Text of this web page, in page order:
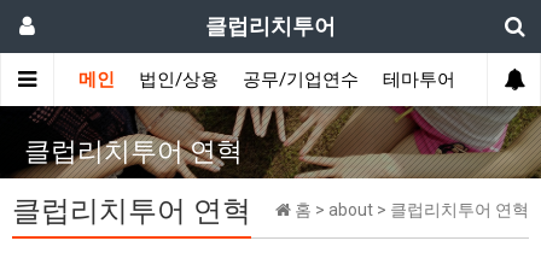
클럽리치투어
메인 법인/상용 공무/기업연수 테마투어 데이투
클럽리치투어 연혁
홈 > about > 클럽리치투어 연혁
클럽리치투어 연혁